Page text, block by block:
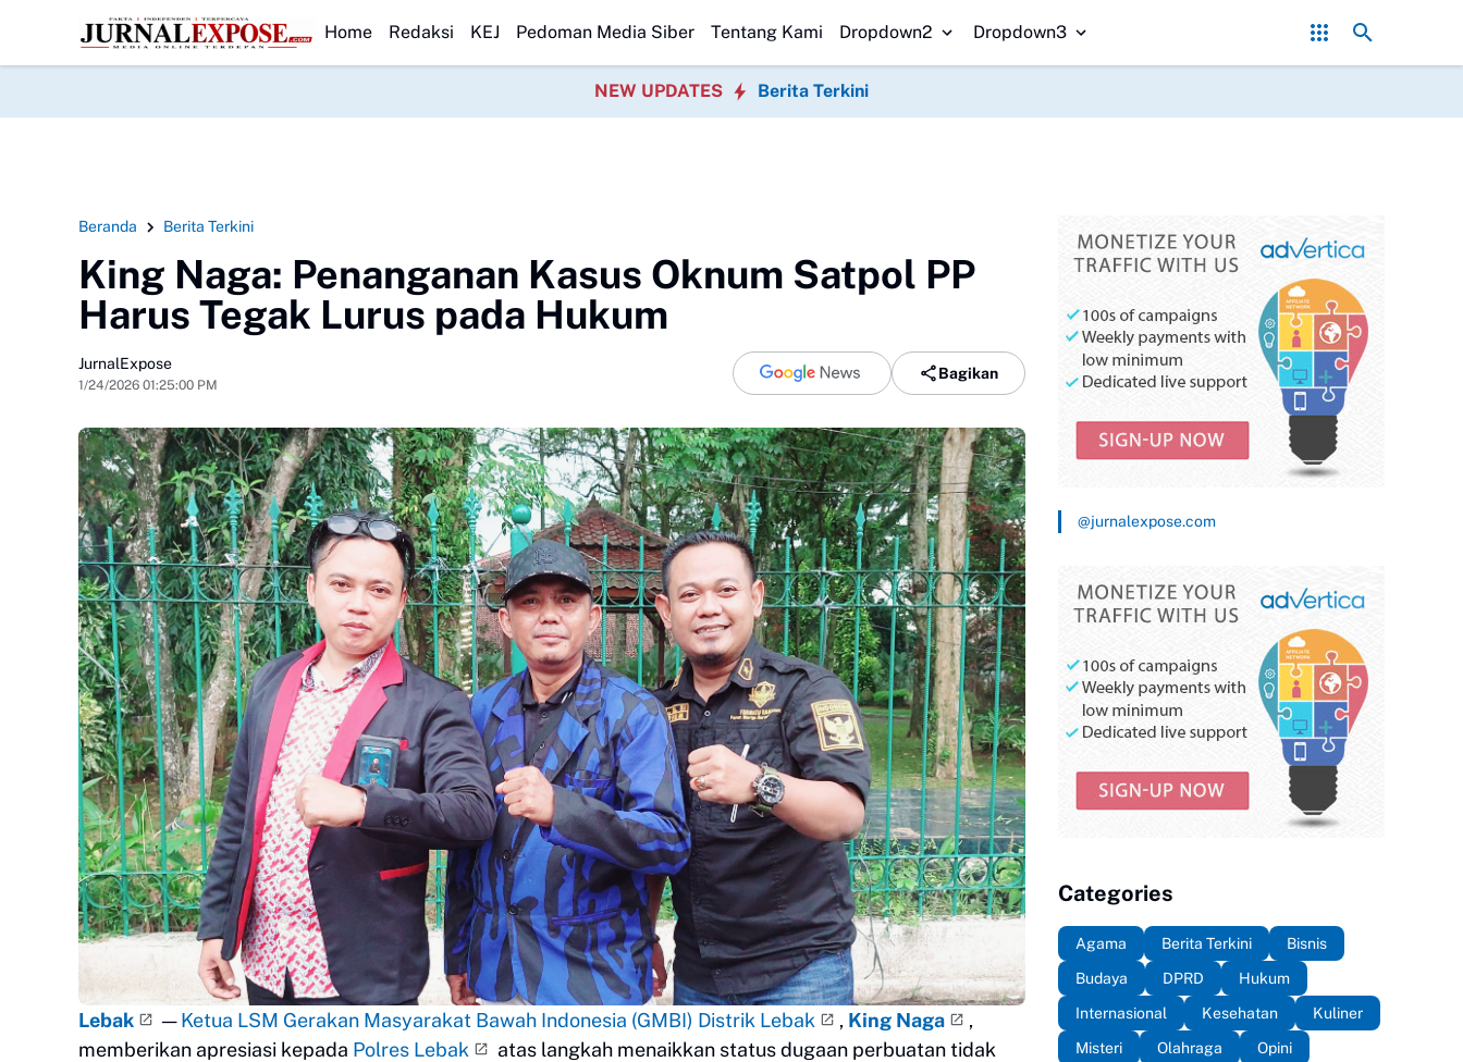
HEADLINE
KNPI Sulsel dan Bea Cukai Makassar Jajaki Kolaborasi untuk Perkuat Pemberdayaan Pemuda Pengurus DPK BPD Gunung Guruh Periode 2026–2032 Resmi Dilantik, Dorong Sinergi Pemerintahan
Home Redaksi KEJ Pedoman Media Siber Tentang Kami Dropdown2 Dropdown3
NEW UPDATES Berita Terkini
Beranda Berita Terkini
King Naga: Penanganan Kasus Oknum Satpol PP
Harus Tegak Lurus pada Hukum
JurnalExpose
1/24/2026 01:25:00 PM
Bagikan
Lebak —Ketua LSM Gerakan Masyarakat Bawah Indonesia (GMBI) Distrik Lebak , King Naga
,
memberikan apresiasi kepada Polres Lebak
atas langkah menaikkan status dugaan perbuatan tidak
@jurnalexpose.com
Categories
Agama Berita Terkini
Bisnis
Budaya
DPRD
Hukum
Internasional
Kesehatan
Kuliner
Misteri
Olahraga
Opini